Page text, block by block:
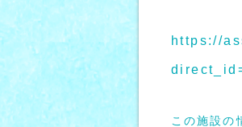
https://
この施設の